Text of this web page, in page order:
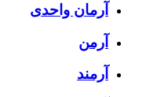
آرمان واحدی
آرمن
آرمند